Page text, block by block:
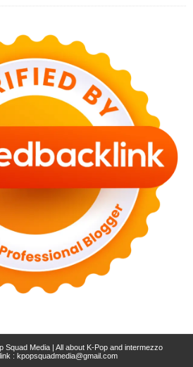
Squad Media | All about K-Pop and intermezzo
: kpopsquadmedia@gmail.com